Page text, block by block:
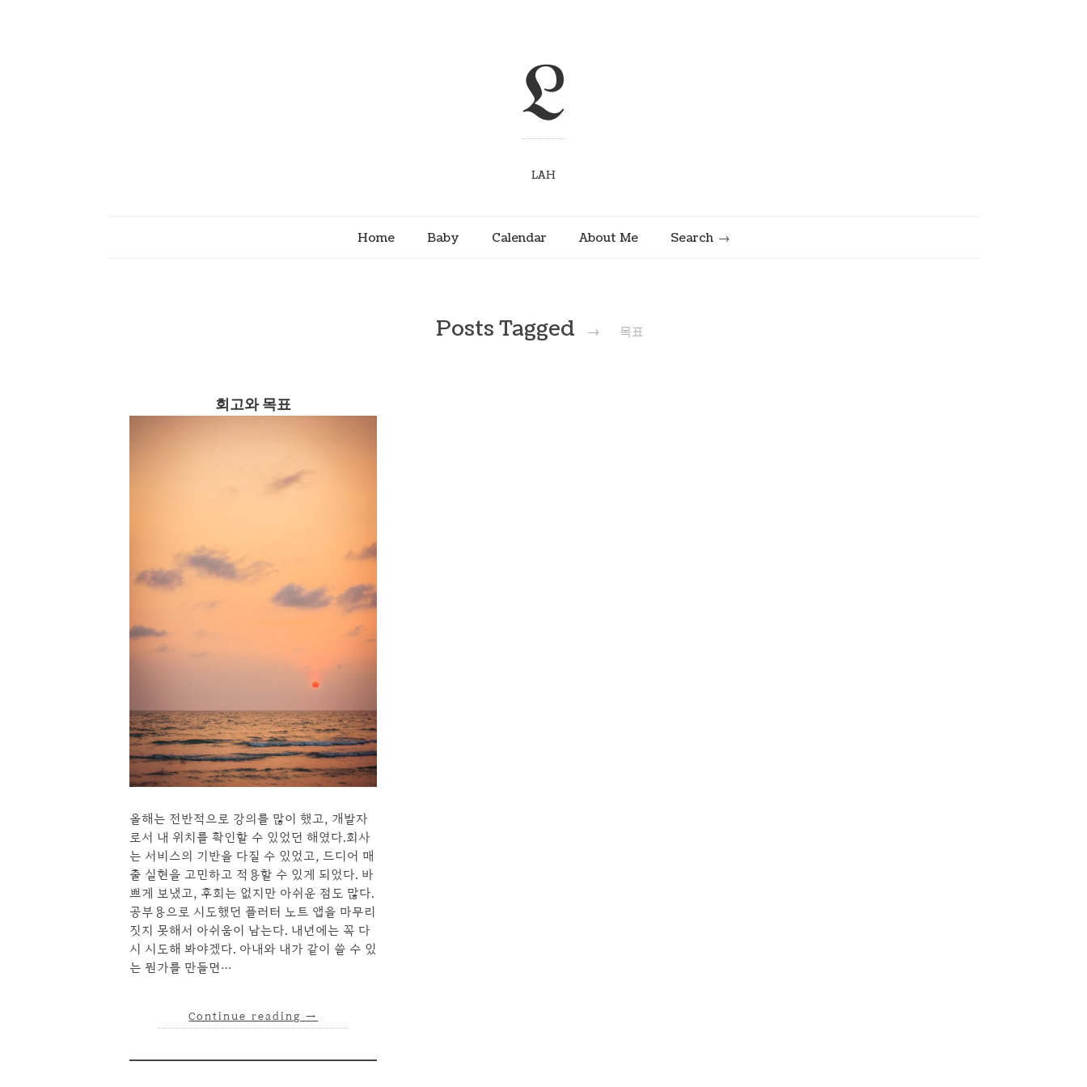
L
LAH
Home Baby Calendar About Me Search
Posts Tagged → 목표
회고와 목표
올해는 전반적으로 강의를 많이 했고, 개발자
로서 내 위치를 확인할 수 있었던 해였다.회사
는 서비스의 기반을 다질 수 있었고, 드디어 매
출 실현을 고민하고 적용할 수 있게 되었다. 바
쁘게 보냈고, 후회는 없지만 아쉬운 점도 많다.
공부용으로 시도했던 플러터 노트 앱을 마무리
짓지 못해서 아쉬움이 남는다. 내년에는 꼭 다
시 시도해 봐야겠다. 아내와 내가 같이 쓸 수 있
는 뭔가를 만들면…
Continue reading→